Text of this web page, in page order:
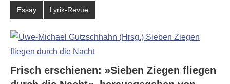
Essay Lyrik-Revue
Frisch erschienen: »Sieben Ziegen fliegen